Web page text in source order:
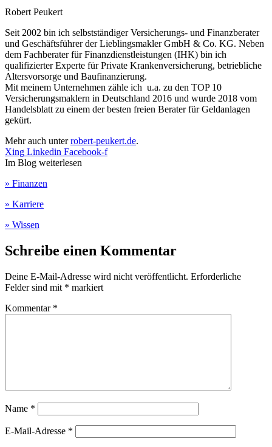
Robert Peukert
Seit 2002 bin ich selbstständiger Versicherungs- und Finanzberater
und Geschäftsführer der Lieblingsmakler GmbH & Co. KG. Neben
dem Fachberater für Finanzdienstleistungen (IHK) bin ich
qualifizierter Experte für Private Krankenversicherung, betriebliche
Altersvorsorge und Baufinanzierung.
Mit meinem Unternehmen zähle ich u.a. zu den TOP 10
Versicherungsmaklern in Deutschland 2016 und wurde 2018 vom
Handelsblatt zu einem der besten freien Berater für Geldanlagen
gekürt.
Mehr auch unterrobert-peukert.de.
Xing Linkedin Facebook-f
Im Blog weiterlesen
» Finanzen
» Karriere
» Wissen
Schreibe einen Kommentar
Deine E-Mail-Adresse wird nicht veröffentlicht. Erforderliche
Felder sind mit * markiert
Kommentar *
Name *
E-Mail-Adresse *